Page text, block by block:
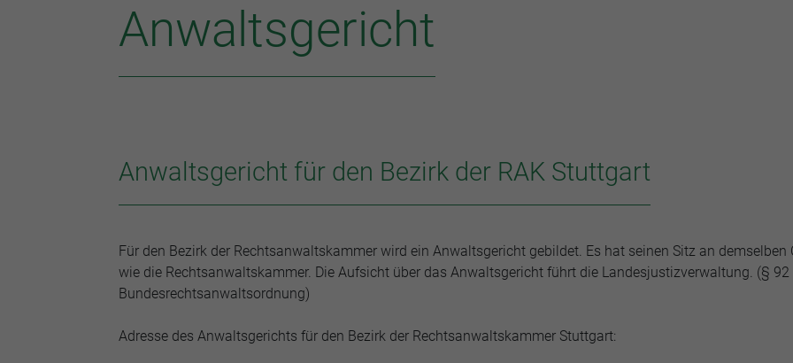
Anwaltsgericht
Anwaltsgericht für den Bezirk der RAK Stuttgart
Für den Bezirk der Rechtsanwaltskammer wird ein Anwaltsgericht gebildet. Es hat seinen Sitz an demselben
wie die Rechtsanwaltskammer. Die Aufsicht über das Anwaltsgericht führt die Landesjustizverwaltung. (§ 92
Bundesrechtsanwaltsordnung)
Adresse des Anwaltsgerichts für den Bezirk der Rechtsanwaltskammer Stuttgart: